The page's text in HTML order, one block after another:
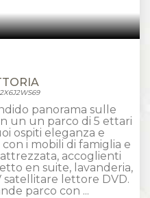
panorama sulle
un un parco di 5 ettari
ospiti eleganza e
i mobili di famiglia e
accoglienti
en suite, lavanderia,
satellitare lettore DVD.
parco con ...